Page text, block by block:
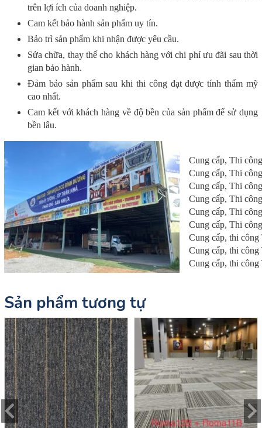
trên lợi ích của doanh nghiệp.
Cam kết bảo hành sản phẩm uy tín.
Bảo trì sản phẩm khi nhận được yêu cầu.
Sửa chữa, thay thế cho khách hàng với chi phí ưu đãi sau thời
gian bảo hành.
Đảm bảo sản phẩm sau khi thi công đạt được tính thẩm mỹ
cao nhất.
Cam kết với khách hàng về độ bền của sản phẩm để sử dụng
bền lâu.
Cung cấp, Thi
Cung cấp, Thi
Cung cấp, Thi
Cung cấp, Thi
Cung cấp, Thi
Cung cấp, Thi
Cung cấp, thi
Cung cấp, thi
Cung cấp, thi
Sản phẩm tương tự